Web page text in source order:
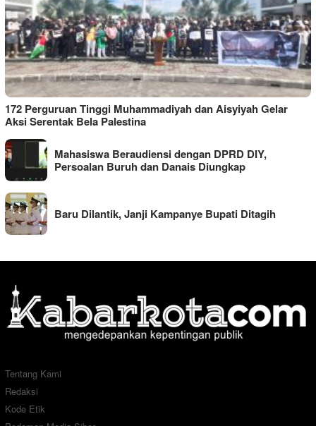
172 Perguruan Tinggi Muhammadiyah dan Aisyiyah Gelar
Aksi Serentak Bela Palestina
Mahasiswa Beraudiensi dengan DPRD DIY,
Persoalan Buruh dan Danais Diungkap
Baru Dilantik, Janji Kampanye Bupati Ditagih
Tentang Kami
Redaksi
Kode Etik